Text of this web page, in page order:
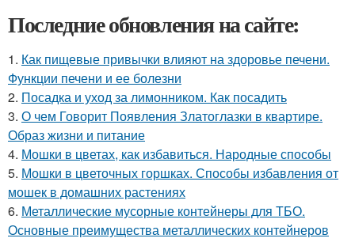
Последние обновления на сайте:
1. Как пищевые привычки влияют на здоровье печени.
Функции печени и ее болезни
2. Посадка и уход за лимонником. Как посадить
3. О чем Говорит Появления Златоглазки в квартире.
Образ жизни и питание
4. Мошки в цветах, как избавиться. Народные способы
5. Мошки в цветочных горшках. Способы избавления от
мошек в домашних растениях
6. Металлические мусорные контейнеры для ТБО.
Основные преимущества металлических контейнеров